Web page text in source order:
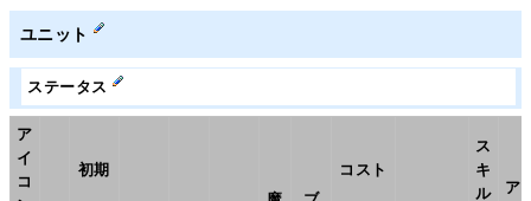
ユニット
ステータス
ア
イ
コ
初期 コスト
ス
キ
ル
ア